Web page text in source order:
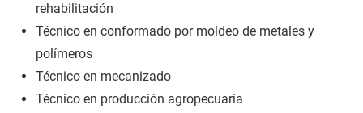
rehabilitación
Técnico en conformado por moldeo de metales y
polímeros
Técnico en mecanizado
Técnico en producción agropecuaria